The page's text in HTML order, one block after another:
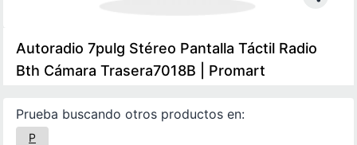
Autoradio 7pulg Stéreo Pantalla Táctil Radio
Bth Cámara Trasera7018B | Promart
Prueba buscando otros productos en:
P